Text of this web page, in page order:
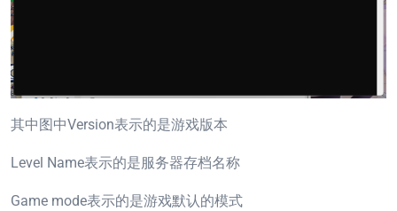
其中图中Version表示的是游戏版本
Level Name表示的是服务器存档名称
Game mode表示的是游戏默认的模式